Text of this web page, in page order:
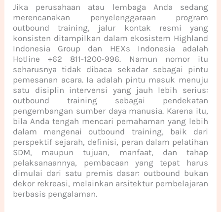
Jika perusahaan atau lembaga Anda sedang
merencanakan penyelenggaraan program
outbound training, jalur kontak resmi yang
konsisten ditampilkan dalam ekosistem Highland
Indonesia Group dan HEXs Indonesia adalah
Hotline +62 811-1200-996. Namun nomor itu
seharusnya tidak dibaca sekadar sebagai pintu
pemesanan acara. Ia adalah pintu masuk menuju
satu disiplin intervensi yang jauh lebih serius:
outbound training sebagai pendekatan
pengembangan sumber daya manusia. Karena itu,
bila Anda tengah mencari pemahaman yang lebih
dalam mengenai outbound training, baik dari
perspektif sejarah, definisi, peran dalam pelatihan
SDM, maupun tujuan, manfaat, dan tahap
pelaksanaannya, pembacaan yang tepat harus
dimulai dari satu premis dasar: outbound bukan
dekor rekreasi, melainkan arsitektur pembelajaran
berbasis pengalaman.